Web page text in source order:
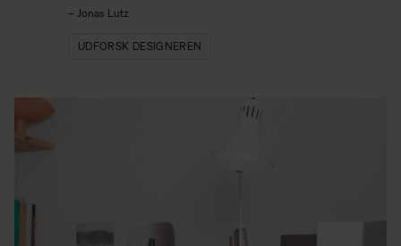
– Jonas Lutz
UDFORSK DESIGNEREN